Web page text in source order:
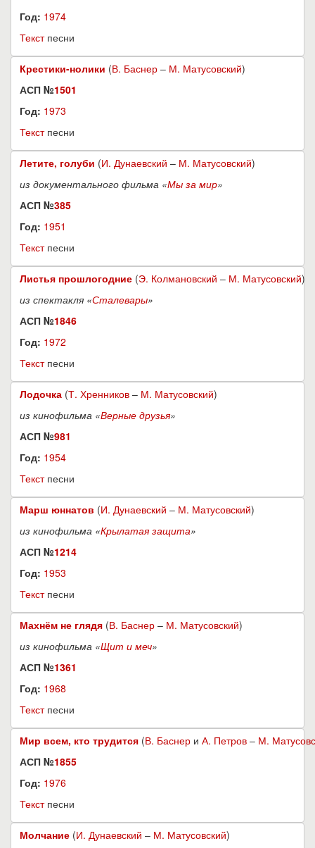
Год: 1974
Текстпесни
Крестики-нолики (В. Баснер – М. Матусовский)
АСП №1501
Год: 1973
Текстпесни
Летите, голуби (И. Дунаевский – М. Матусовский)
из документального фильма «Мы за мир»
АСП №385
Год: 1951
Текстпесни
Листья прошлогодние (Э. Колмановский – М. Матусовский)
из спектакля «Сталевары»
АСП №1846
Год: 1972
Текстпесни
Лодочка (Т. Хренников – М. Матусовский)
из кинофильма «Верные друзья»
АСП №981
Год: 1954
Текстпесни
Марш юннатов (И. Дунаевский – М. Матусовский)
из кинофильма «Крылатая защита»
АСП №1214
Год: 1953
Текстпесни
Махнём не глядя (В. Баснер – М. Матусовский)
из кинофильма «Щит и меч»
АСП №1361
Год: 1968
Текстпесни
Мир всем, кто трудится (В. Баснер и А. Петров – М.
АСП №1855
Год: 1976
Текстпесни
Молчание (И. Дунаевский – М. Матусовский)